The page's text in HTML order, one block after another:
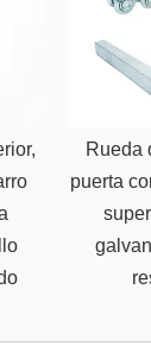
Rueda
puerta